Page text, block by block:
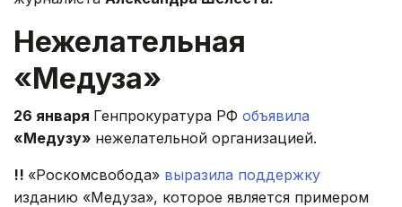
Нежелательная
«Медуза»
26 января Генпрокуратура РФ объявила
«Медузу» нежелательной организацией.
!! «Роскомсвобода» выразила поддержку
изданию «Медуза», которое является примером